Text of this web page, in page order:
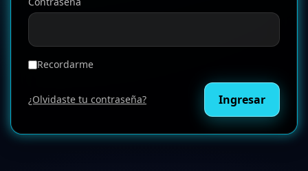
Recordarme
¿Olvidaste tu contraseña? Ingresar